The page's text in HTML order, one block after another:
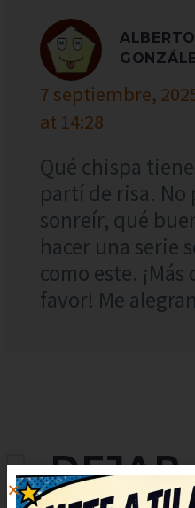
ALBERTO
7 septiembre,
at 14:28
Qué chispa
partí de risa. No
sonreír, qué
hacer una serie
como este.
favor! Me
DEJAR